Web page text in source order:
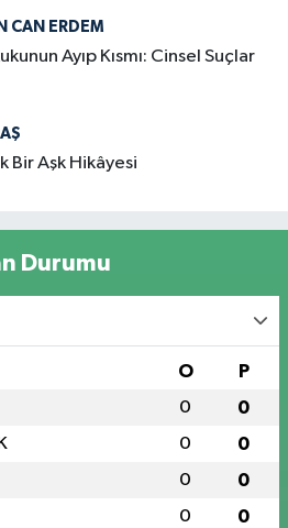
CAN ERDEM
Ayıp Kısmı: Cinsel Suçlar
Bir Aşk Hikâyesi
Durumu
O P
0 0
0 0
0 0
0 0